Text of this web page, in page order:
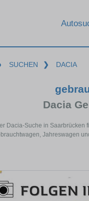
SUCHEN ❯ DACIA
Dacia
Dacia-Suche in Saarbrücken
Jahreswagen